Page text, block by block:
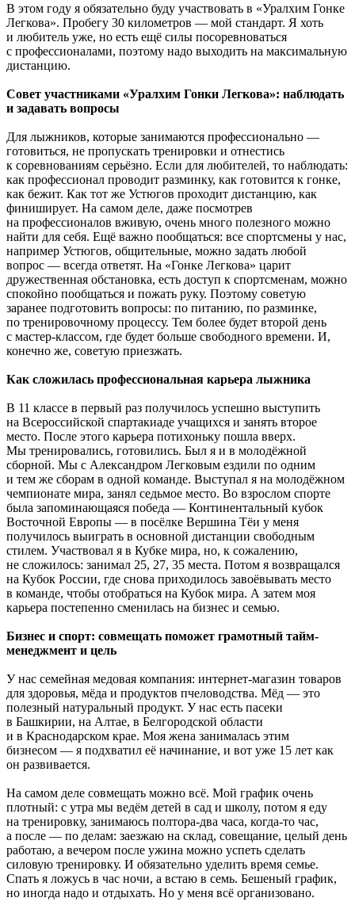
В этом году я обязательно буду участвовать в «Уралхим Гонке
Легкова». Пробегу 30 километров — мой стандарт. Я хоть
и любитель уже, но есть ещё силы посоревноваться
с профессионалами, поэтому надо выходить на максимальную
дистанцию.
Совет участниками «Уралхим Гонки Легкова»: наблюдать
и задавать вопросы
Для лыжников, которые занимаются профессионально —
готовиться, не пропускать тренировки и отнестись
к соревнованиям серьёзно. Если для любителей, то наблюдать:
как профессионал проводит разминку, как готовится к гонке,
как бежит. Как тот же Устюгов проходит дистанцию, как
финиширует. На самом деле, даже посмотрев
на профессионалов вживую, очень много полезного можно
найти для себя. Ещё важно пообщаться: все спортсмены у нас,
например Устюгов, общительные, можно задать любой
вопрос — всегда ответят. На «Гонке Легкова» царит
дружественная обстановка, есть доступ к спортсменам, можно
спокойно пообщаться и пожать руку. Поэтому советую
заранее подготовить вопросы: по питанию, по разминке,
по тренировочному процессу. Тем более будет второй день
с мастер-классом, где будет больше свободного времени. И,
конечно же, советую приезжать.
Как сложилась профессиональная карьера лыжника
В 11 классе в первый раз получилось успешно выступить
на Всероссийской спартакиаде учащихся и занять второе
место. После этого карьера потихоньку пошла вверх.
Мы тренировались, готовились. Был я и в молодёжной
сборной. Мы с Александром Легковым ездили по одним
и тем же сборам в одной команде. Выступал я на молодёжном
чемпионате мира, занял седьмое место. Во взрослом спорте
была запоминающаяся победа — Континентальный кубок
Восточной Европы — в посёлке Вершина Тёи у меня
получилось выиграть в основной дистанции свободным
стилем. Участвовал я в Кубке мира, но, к сожалению,
не сложилось: занимал 25, 27, 35 места. Потом я возвращался
на Кубок России, где снова приходилось завоёвывать место
в команде, чтобы отобраться на Кубок мира. А затем моя
карьера постепенно сменилась на бизнес и семью.
Бизнес и спорт: совмещать поможет грамотный тайм-
менеджмент и цель
У нас семейная медовая компания: интернет-магазин товаров
для здоровья, мёда и продуктов пчеловодства. Мёд — это
полезный натуральный продукт. У нас есть пасеки
в Башкирии, на Алтае, в Белгородской области
и в Краснодарском крае. Моя жена занималась этим
бизнесом — я подхватил её начинание, и вот уже 15 лет как
он развивается.
На самом деле совмещать можно всё. Мой график очень
плотный: с утра мы ведём детей в сад и школу, потом я еду
на тренировку, занимаюсь полтора-два часа, когда-то час,
а после — по делам: заезжаю на склад, совещание, целый день
работаю, а вечером после ужина можно успеть сделать
силовую тренировку. И обязательно уделить время семье.
Спать я ложусь в час ночи, а встаю в семь. Бешеный график,
но иногда надо и отдыхать. Но у меня всё организовано.